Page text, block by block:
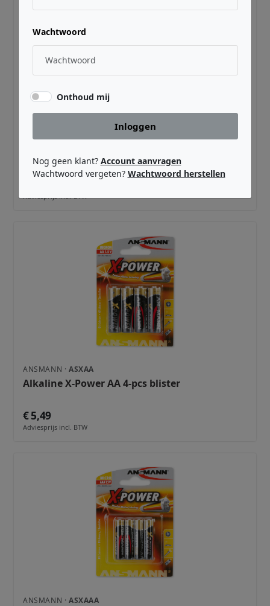
ANSMANN ·ASXAA20
Adviesprijs incl. BTW
ANSMANN · ASXAA
Alkaline X-Power AA 4-pcs blister
€ 5,49
Adviesprijs incl. BTW
ANSMANN · ASXAAA
Wachtwoord
Onthoud mij
Inloggen
Nog geen klant? Account aanvragen
Wachtwoord vergeten? Wachtwoord herstellen